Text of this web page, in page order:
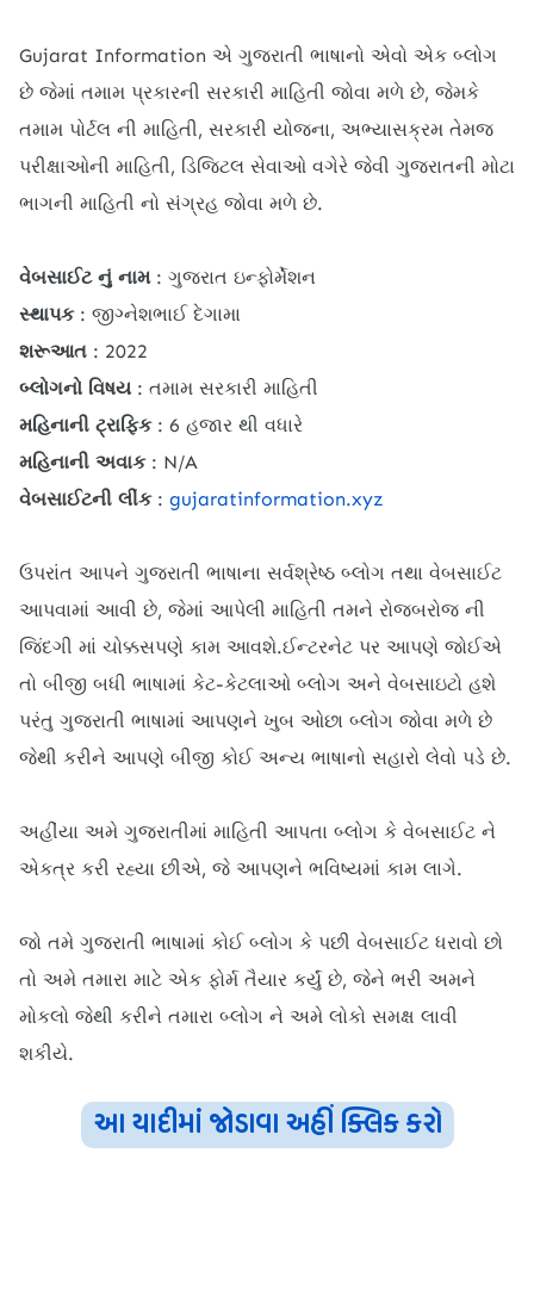
Gujarat Information એ ગુજરાતી ભાષાનો એવો એક બ્લોગ
છે જેમાં તમામ પ્રકારની સરકારી માહિતી જોવા મળે છે, જેમકે
તમામ પોર્ટલ ની માહિતી, સરકારી યોજના, અભ્યાસક્રમ તેમજ
પરીક્ષાઓની માહિતી, ડિજિટલ સેવાઓ વગેરે જેવી ગુજરાતની મોટા
ભાગની માહિતી નો સંગ્રહ જોવા મળે છે.
વેબસાઈટ નું નામ: ગુજરાત ઇન્ફોર્મેશન
સ્થાપક : જીગ્નેશભાઈ દેગામા
શરૂઆત : 2022
બ્લોગનો વિષય : તમામ સરકારી માહિતી
મહિનાની ટ્રાફિક: 6 હજાર થી વધારે
મહિનાની અવાક: N/A
વેબસાઈટની લીંક: gujaratinformation.xyz
ઉપરાંત આપને ગુજરાતી ભાષાના સર્વશ્રેષ્ઠ બ્લોગ તથા વેબસાઈટ
આપવામાં આવી છે, જેમાં આપેલી માહિતી તમને રોજબરોજ ની
જિંદગી માં ચોક્કસપણે કામ આવશે.ઈન્ટરનેટ પર આપણે જોઈએ
તો બીજી બધી ભાષામાં કેટ-કેટલાઓ બ્લોગ અને વેબસાઇટો હશે
પરંતુ ગુજરાતી ભાષામાં આપણને ખુબ ઓછા બ્લોગ જોવા મળે છે
જેથી કરીને આપણે બીજી કોઈ અન્ય ભાષાનો સહારો લેવો પડે છે.
અહીંયા અમે ગુજરાતીમાં માહિતી આપતા બ્લોગ કે વેબસાઈટ ને
એકત્ર કરી રહ્યા છીએ, જે આપણને ભવિષ્યમાં કામ લાગે.
જો તમે ગુજરાતી ભાષામાં કોઈ બ્લોગ કે પછી વેબસાઈટ ધરાવો છો
તો અમે તમારા માટે એક ફોર્મ તૈયાર કર્યું છે, જેને ભરી અમને
મોકલો જેથી કરીને તમારા બ્લોગ ને અમે લોકો સમક્ષ લાવી
શકીયે.
આ યાદીમાં જોડાવા અહીં ક્લિક કરો